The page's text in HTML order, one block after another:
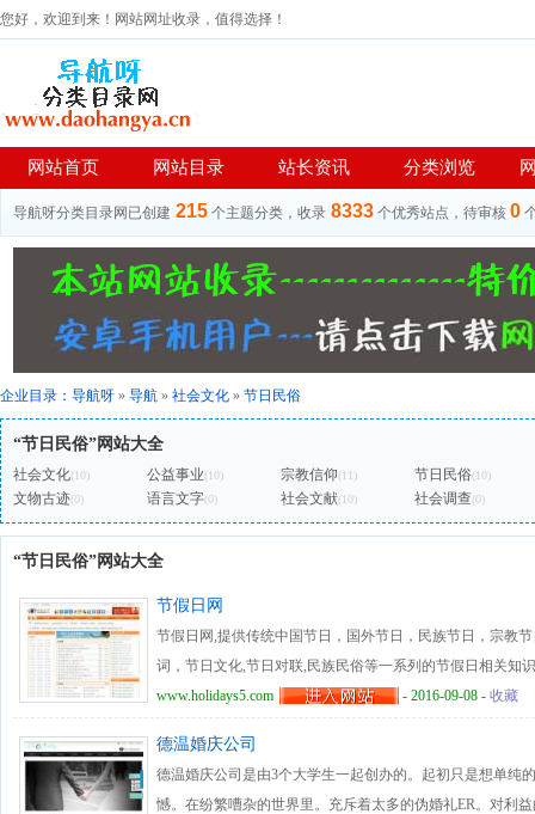
您好，欢迎到来！网站网址收录，值得选择！
网站首页 网站目录 站长资讯 分类浏览
导航呀分类目录网已创建 215 个主题分类，收录 8333 个优秀站点，待审核 0
企业目录： 导航呀 » 导航 » 社会文化 » 节日民俗
“节日民俗”网站大全
社会文化(10) 公益事业(10) 宗教信仰(11) 节日民俗(10)
文物古迹(0) 语言文字(0) 社会文献(10) 社会调查(0)
“节日民俗”网站大全
节假日网
节假日网,提供传统中国节日，国外节日，民族节日，宗教
词，节日文化,节日对联,民族民俗等一系列的节假日相关知
www.holidays5.com
- 2016-09-08 - 收藏
德温婚庆公司
德温婚庆公司是由3个大学生一起创办的。起初只是想单纯
憾。在纷繁嘈杂的世界里。充斥着太多的伪婚礼ER。对利